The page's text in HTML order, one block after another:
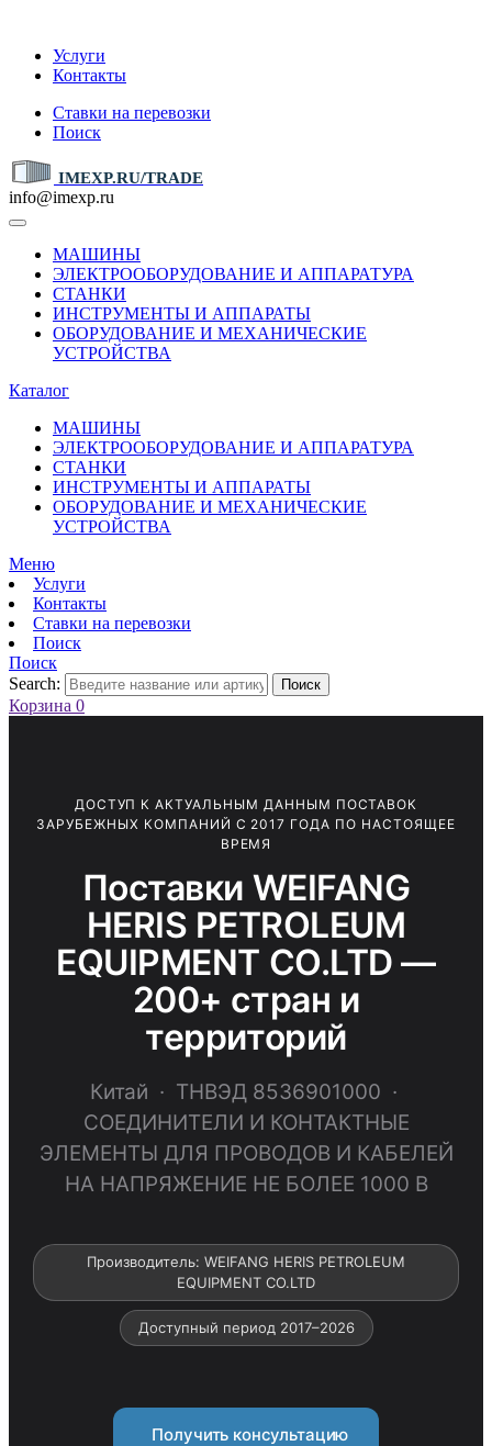
Услуги
Контакты
Ставки на перевозки
Поиск
IMEXP.RU/TRADE
info@imexp.ru
МАШИНЫ
ЭЛЕКТРООБОРУДОВАНИЕ И АППАРАТУРА
СТАНКИ
ИНСТРУМЕНТЫ И АППАРАТЫ
ОБОРУДОВАНИЕ И МЕХАНИЧЕСКИЕ
УСТРОЙСТВА
Каталог
МАШИНЫ
ЭЛЕКТРООБОРУДОВАНИЕ И АППАРАТУРА
СТАНКИ
ИНСТРУМЕНТЫ И АППАРАТЫ
ОБОРУДОВАНИЕ И МЕХАНИЧЕСКИЕ
УСТРОЙСТВА
Меню
Услуги
Контакты
Ставки на перевозки
Поиск
Поиск
Search:
Поиск
Корзина 0
ДОСТУП К АКТУАЛЬНЫМ ДАННЫМ ПОСТАВОК
ЗАРУБЕЖНЫХ КОМПАНИЙ С 2017 ГОДА ПО НАСТОЯЩЕЕ
ВРЕМЯ
Поставки WEIFANG
HERIS PETROLEUM
EQUIPMENT CO.LTD —
200+ стран и
территорий
Китай · ТНВЭД 8536901000 ·
СОЕДИНИТЕЛИ И КОНТАКТНЫЕ
ЭЛЕМЕНТЫ ДЛЯ ПРОВОДОВ И КАБЕЛЕЙ
НА НАПРЯЖЕНИЕ НЕ БОЛЕЕ 1000 В
Производитель: WEIFANG HERIS PETROLEUM
EQUIPMENT CO.LTD
Доступный период 2017–2026
Получить консультацию